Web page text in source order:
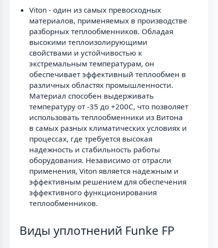
Viton - один из самых превосходных
материалов, применяемых в производстве
разборных теплообменников. Обладая
высокими теплоизолирующими
свойствами и устойчивостью к
экстремальным температурам, он
обеспечивает эффективный теплообмен в
различных областях промышленности.
Материал способен выдерживать
температуру от -35 до +200C, что позволяет
использовать теплообменники из Витона
в самых разных климатических условиях и
процессах, где требуется высокая
надежность и стабильность работы
оборудования. Независимо от отрасли
применения, Viton является надежным и
эффективным решением для обеспечения
эффективного функционирования
теплообменников.
Виды уплотнений Funke FP